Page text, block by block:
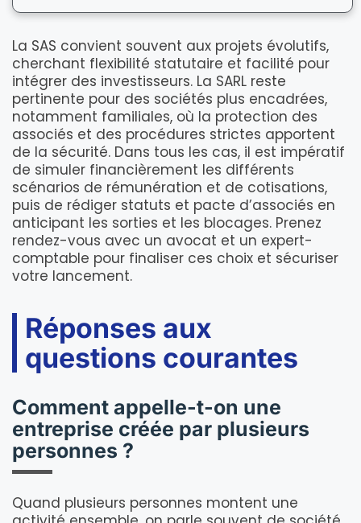
La SAS convient souvent aux projets évolutifs,
cherchant flexibilité statutaire et facilité pour
intégrer des investisseurs. La SARL reste
pertinente pour des sociétés plus encadrées,
notamment familiales, où la protection des
associés et des procédures strictes apportent
de la sécurité. Dans tous les cas, il est impératif
de simuler financièrement les différents
scénarios de rémunération et de cotisations,
puis de rédiger statuts et pacte d’associés en
anticipant les sorties et les blocages. Prenez
rendez-vous avec un avocat et un expert-
comptable pour finaliser ces choix et sécuriser
votre lancement.
Réponses aux
questions courantes
Comment appelle-t-on une
entreprise créée par plusieurs
personnes ?
Quand plusieurs personnes montent une